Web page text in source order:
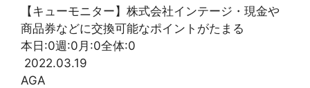
【キューモニター】株式会社インテージ・現金や
商品券などに交換可能なポイントがたまる
本日:0週:0 月:0全体:0
2022.03.19
AGA